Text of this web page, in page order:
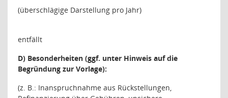
(überschlägige Darstellung pro Jahr)
entfällt
D) Besonderheiten (ggf. unter Hinweis auf die
Begründung zur Vorlage):
(z. B.: Inanspruchnahme aus Rückstellungen,